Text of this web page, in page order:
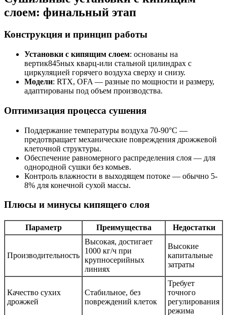
слоем: финальный этап
Конструкция и принцип работы
Установки с кипящим слоем: основаны на
вертик845ных кварц-или стальной цилиндрах с
циркуляцией горячего воздуха сверху и снизу.
Модели: RTX, OFA — разные по мощности и размеру,
адаптированы под объем производства.
Оптимизация процесса сушения
Поддержание температуры воздуха 70-90°C —
предотвращает механические повреждения дрожжевой
клеточной структуры.
Обеспечение равномерного распределения слоя — для
однородной сушки без комьев.
Контроль влажности в выходящем потоке — обычно 5-
8% для конечной сухой массы.
Плюсы и минусы кипящего слоя
Параметр Преимущества Недостатки
Производительность
Высокая, достигает
1000 кг/ч при
крупносерийных
линиях
Высокие
капитальные
затраты
Качество сухих
дрожжей
Стабильное, без
повреждений клеток
Требует
точного
регулирования
режима